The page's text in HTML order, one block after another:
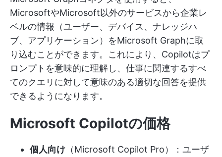
MicrosoftやMicrosoft以外のサービスから企業レ
ベルの情報（ユーザー、デバイス、ナレッジハ
ブ、アプリケーション）をMicrosoft Graphに取
り込むことができます。これにより、Copilotはプ
ロンプトを意味的に理解し、仕事に関連するすべ
てのクエリに対して意味のある適切な回答を提供
できるようになります。
Microsoft Copilotの価格
個人向け （Microsoft Copilot Pro）：ユーザ